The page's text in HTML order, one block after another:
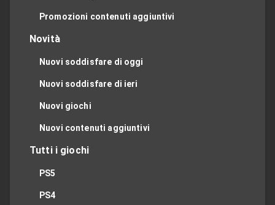
Promozioni contenuti aggiuntivi
Novità
Nuovi soddisfare di oggi
Nuovi soddisfare di ieri
Nuovi giochi
Nuovi contenuti aggiuntivi
Tutti i giochi
PS5
PS4